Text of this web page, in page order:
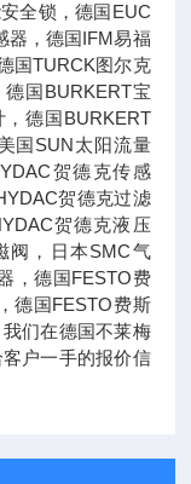
全锁，德国EUC
器，德国IFM易福
国TURCK图尔克
国BURKERT宝
德国BURKERT
国SUN太阳流量
贺德克传感
贺德克过滤
贺德克液压
阀，日本SMC气
，德国FESTO费
德国FESTO费斯
们在德国不莱梅
户一手的报价信